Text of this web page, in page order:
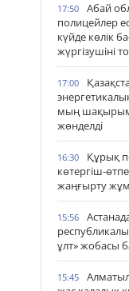
17:50
Абай
полицейлер
күйде көлік
жүргізушіні
17:00
мың шақырым
жөнделді
16:30
Құрық
көтергіш-
жаңғырту
15:56
ұлт» жобасы
15:45